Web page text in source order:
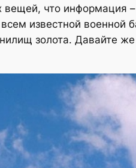
вещей, что информация –
известной военной
золота. Давайте